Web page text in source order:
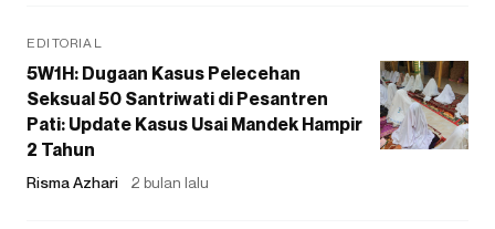
EDITORIAL
5W1H: Dugaan Kasus Pelecehan
Seksual 50 Santriwati di Pesantren
Pati: Update Kasus Usai Mandek Hampir
2 Tahun
Risma Azhari 2 bulan lalu